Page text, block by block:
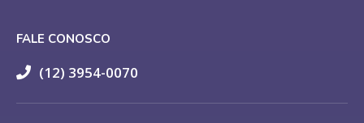
FALE CONOSCO
(12) 3954-0070